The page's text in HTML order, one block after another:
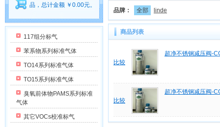
品，总计金额 ￥0.00元。
117组分标气
苯系物系列标准气体
TO14系列标准气体
TO15系列标准气体
臭氧前体物PAMS系列标准
气体
其它VOCs校准标气
品牌： 全部 linde
商品列表
比较
超净不锈钢减压阀-
比较
超净不锈钢减压阀-